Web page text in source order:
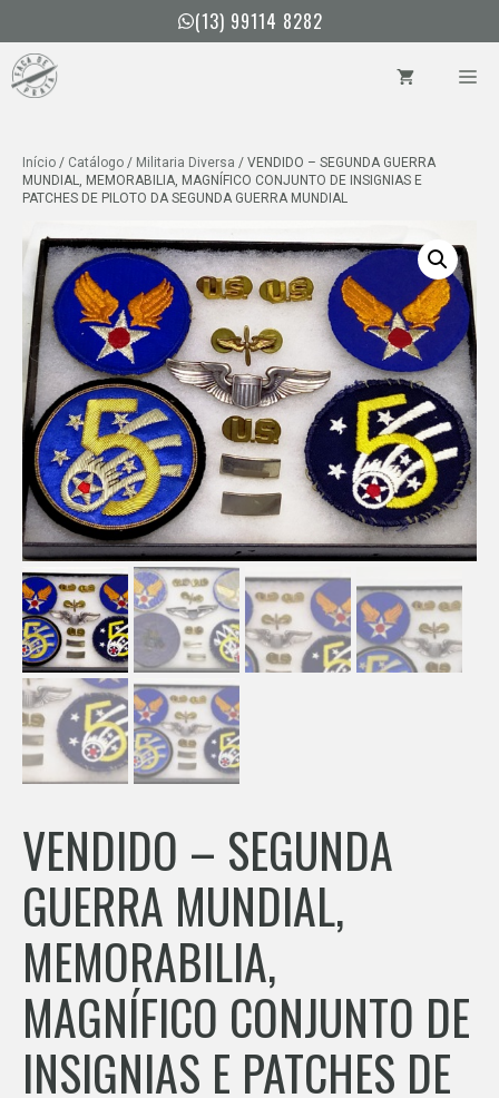
para
conteúdo
(13) 99114 8282
Início / Catálogo / Militaria Diversa / VENDIDO – SEGUNDA GUERRA
MUNDIAL, MEMORABILIA, MAGNÍFICO CONJUNTO DE INSIGNIAS E
PATCHES DE PILOTO DA SEGUNDA GUERRA MUNDIAL
VENDIDO – SEGUNDA
GUERRA MUNDIAL,
MEMORABILIA,
MAGNÍFICO CONJUNTO DE
INSIGNIAS E PATCHES DE